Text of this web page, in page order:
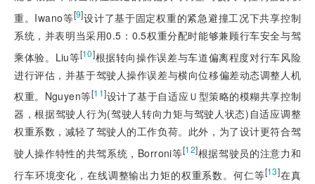
重。Iwano等[9]设计了基于固定权重的紧急避撞工况下共享控制
系统，并表明当采用0.5：0.5权重分配时能够兼顾行车安全与驾
乘体验。Liu等[10]根据转向操作误差与车道偏离程度对行车风险
进行评估，并基于驾驶人操作误差与横向位移偏差动态调整人机
权重。Nguyen等[11]设计了基于自适应Ｕ 型策略的模糊共享控制
器，根据驾驶人行为(驾驶人转向力矩与驾驶人状态)自适应调整
权重系数，减轻了驾驶人的工作负荷。此外，为了设计更符合驾
驶人操作特性的共驾系统，Borroni等[12]根据驾驶员的注意力和
行车环境变化，在线调整输出力矩的权重系数。何仁等[13]在真